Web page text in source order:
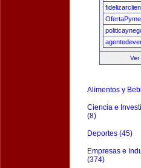
Ver
Alimentos y
Ciencia e
(8)
Deportes (45)
Empresas e
(374)